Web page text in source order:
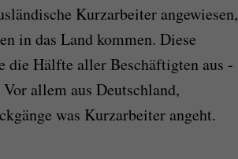
Kurzarbeiter angewiesen,
in das Land kommen. Diese
die Hälfte aller Beschäftigten aus -
allem aus Deutschland,
was Kurzarbeiter angeht.